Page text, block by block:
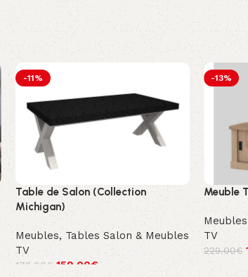
-11%
Table de Salon (Collection
Michigan)
Meubles, Tables Salon & Meubles
TV
179.00€ 159.00€
-13%
Meuble
Meubles
TV
229.00€